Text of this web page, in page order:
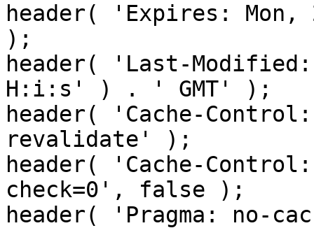
header( 'Expires: Mon,
);
header( 'Last-
H:i:s' ) . ' GMT' );
header( 'Cache-
revalidate' );
header( 'Cache-
check=0', false );
header( 'Pragma: no-